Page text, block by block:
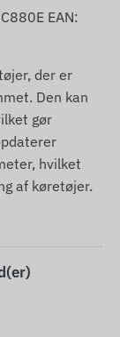
EAN:
der er
Den kan
gør
hvilket
af køretøjer.